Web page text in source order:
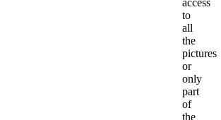
to
all
the
pictures
or
only
part
of
the